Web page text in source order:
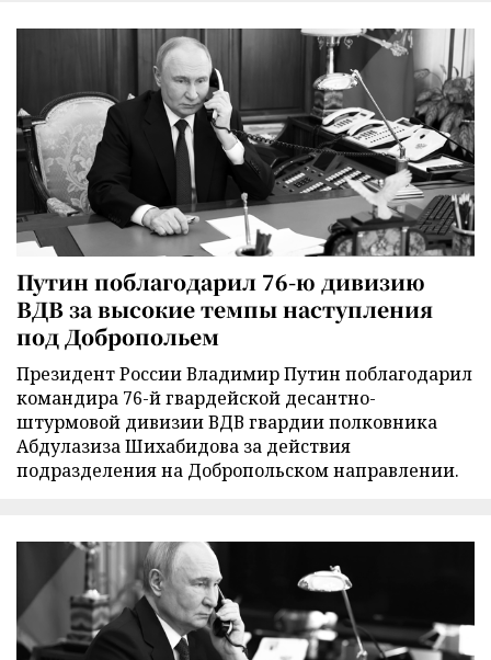
Путин поблагодарил 76-ю дивизию
ВДВ за высокие темпы наступления
под Добропольем
Президент России Владимир Путин поблагодарил
командира 76-й гвардейской десантно-
штурмовой дивизии ВДВ гвардии полковника
Абдулазиза Шихабидова за действия
подразделения на Добропольском направлении.